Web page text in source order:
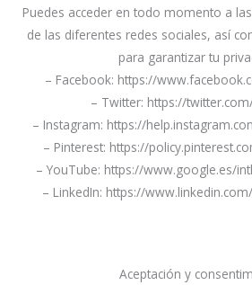
Puedes acceder en todo momento a
de las diferentes redes sociales, así
para garantizar tu
– Facebook: https://
– Twitter: https://
– Instagram: https://
– Pinterest: https://
– YouTube: https://www.google.es/
– LinkedIn: https://
Aceptación y